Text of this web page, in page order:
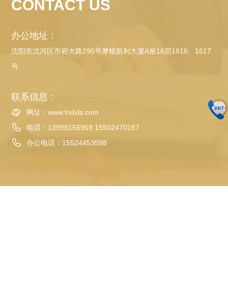
CONTACT US
办公地址：
沈阳市沈河区市府大路290号摩根凯利大厦A座16层1616、1617
号
联系信息：
网址：www.lndxls.com
电话：13998156969 15502470167
办公电话： 15524453598